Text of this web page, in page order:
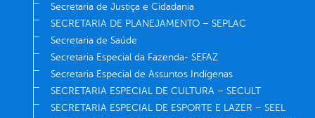
Secretaria de Justiça e Cidadania
SECRETARIA DE PLANEJAMENTO – SEPLAC
Secretaria de Saúde
Secretaria Especial da Fazenda- SEFAZ
Secretaria Especial de Assuntos Indígenas
SECRETARIA ESPECIAL DE CULTURA – SECULT
SECRETARIA ESPECIAL DE ESPORTE E LAZER – SEEL